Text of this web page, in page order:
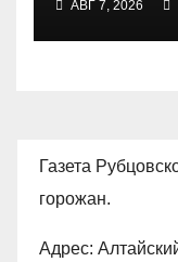
АВГ 7, 2026
Газета
горожан.
Адрес: